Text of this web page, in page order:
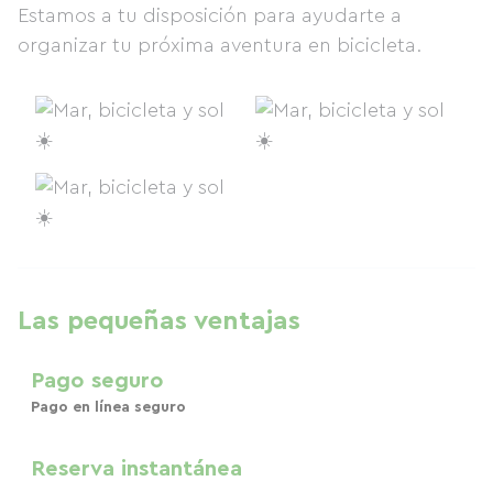
Estamos a tu disposición para ayudarte a
organizar tu próxima aventura en bicicleta.
Las pequeñas ventajas
Pago seguro
Pago en línea seguro
Reserva instantánea